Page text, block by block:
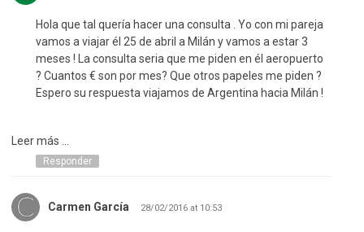
Hola que tal quería hacer una consulta . Yo con mi pareja
vamos a viajar él 25 de abril a Milán y vamos a estar 3
meses ! La consulta seria que me piden en él aeropuerto
? Cuantos € son por mes? Que otros papeles me piden ?
Espero su respuesta viajamos de Argentina hacia Milán !
Leer más ...
Responder
Carmen García 28/02/2016 at 10:53